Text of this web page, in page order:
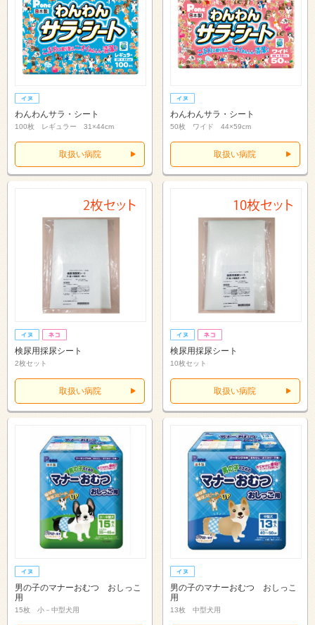
わんわんサラ・シート
100枚 レギュラー 31×44cm
取扱い病院
わんわんサラ・シート
50枚 ワイド 44×59cm
取扱い病院
検尿用採尿シート
2枚セット
取扱い病院
検尿用採尿シート
10枚セット
取扱い病院
男の子のマナーおむつ おしっこ
用
15枚 小－中型犬用
男の子のマナーおむつ おしっこ
用
13枚 中型犬用